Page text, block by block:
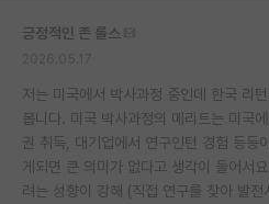
긍정적인 존 롤스
저는 미국에서 박사과정 중인데 한국 리
봅니다. 미국 박사과정의 메리트는 미국
권 취득, 대기업에서 연구인턴 경험 등등
게되면 큰 의미가 없다고 생각이 들어서
려는 성향이 강해 (직접 연구를 찾아 발전